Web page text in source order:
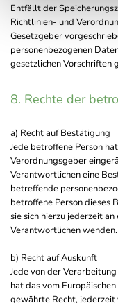
Entfällt der
Richtlinien- und
Gesetzgeber
personenbezogenen
gesetzlichen Vorschriften
8. Rechte der
a) Recht auf Bestätigung
Jede betroffene Person
Verordnungsgeber
Verantwortlichen eine
betreffende
betroffene Person dieses
sie sich hierzu jederzeit
Verantwortlichen wenden.
b) Recht auf Auskunft
Jede von der
hat das vom
gewährte Recht,